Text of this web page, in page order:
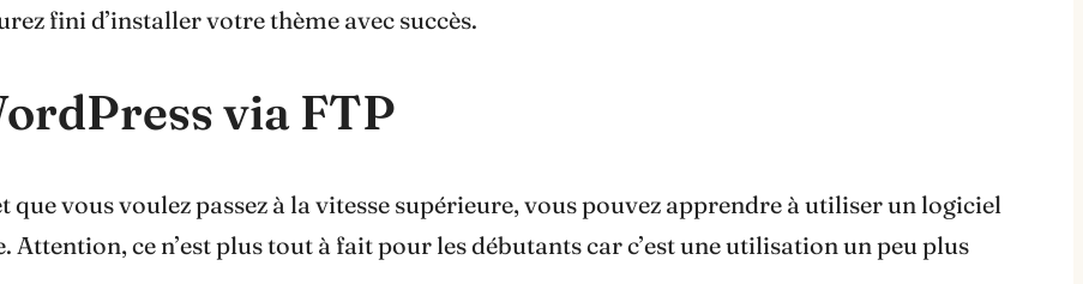
fini d’installer votre thème avec succès.
via FTP
que vous voulez passez à la vitesse supérieure, vous pouvez apprendre à utiliser un logiciel
ce n’est plus tout à fait pour les débutants car c’est une utilisation un peu plus